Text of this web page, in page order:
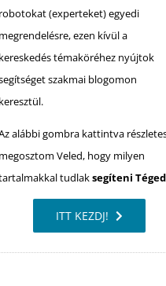
robotokat (experteket) egyedi
megrendelésre, ezen kívül a
kereskedés témaköréhez nyújtok
szakmai blogomon
keresztül.
alábbi gombra kattintva
megosztom Veled, hogy milyen
tudlaksegíteni Téged
ITT KEZDJ!